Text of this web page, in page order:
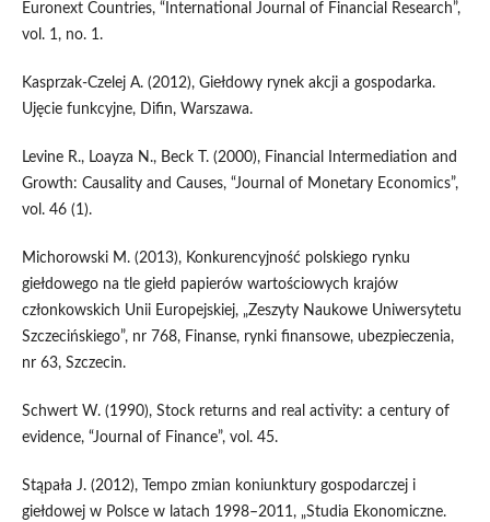
Euronext Countries, “International Journal of Financial Research”,
vol. 1, no. 1.
Kasprzak-Czelej A. (2012), Giełdowy rynek akcji a gospodarka.
Ujęcie funkcyjne, Difin, Warszawa.
Levine R., Loayza N., Beck T. (2000), Financial Intermediation and
Growth: Causality and Causes, “Journal of Monetary Economics”,
vol. 46 (1).
Michorowski M. (2013), Konkurencyjność polskiego rynku
giełdowego na tle giełd papierów war­tościowych krajów
członkowskich Unii Europejskiej, „Zeszyty Naukowe Uniwersytetu
Szcze­cińskiego”, nr 768, Finanse, rynki finansowe, ubezpieczenia,
nr 63, Szczecin.
Schwert W. (1990), Stock returns and real activity: a century of
evidence, “Journal of Finance”, vol. 45.
Stąpała J. (2012), Tempo zmian koniunktury gospodarczej i
giełdowej w Polsce w latach 1998–2011, „Studia Ekonomiczne.